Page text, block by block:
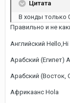
Цитата
В хонды только
Правильно и не
Английский Hello,Hi
Арабский (Египет)
Арабский (Восток,
Африкаанс Hola